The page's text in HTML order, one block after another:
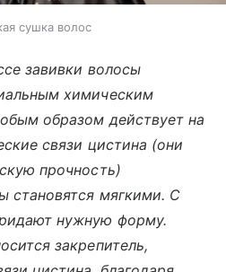
сушка волос
завивки волосы
химическим
образом действует на
связи цистина (они
прочность)
становятся мягкими. С
нужную форму.
закрепитель,